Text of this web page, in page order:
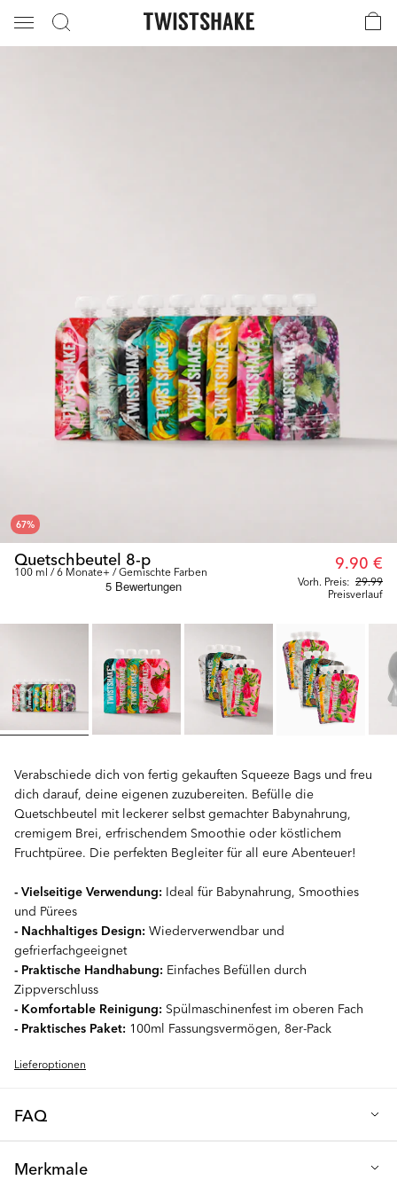
67%
Quetschbeutel 8-p
100 ml / 6 Monate+ / Gemischte Farben
Vorh. Preis: 29.99
9.90 €
Preisverlauf
Verabschiede dich von fertig gekauften Squeeze Bags und freu
dich darauf, deine eigenen zuzubereiten. Befülle die
Quetschbeutel mit leckerer selbst gemachter Babynahrung,
cremigem Brei, erfrischendem Smoothie oder köstlichem
Fruchtpüree. Die perfekten Begleiter für all eure Abenteuer!
- Vielseitige Verwendung: Ideal für Babynahrung, Smoothies
und Pürees
- Nachhaltiges Design: Wiederverwendbar und
gefrierfachgeeignet
- Praktische Handhabung: Einfaches Befüllen durch
Zippverschluss
- Komfortable Reinigung: Spülmaschinenfest im oberen Fach
- Praktisches Paket: 100ml Fassungsvermögen, 8er-Pack
Lieferoptionen
FAQ
Merkmale